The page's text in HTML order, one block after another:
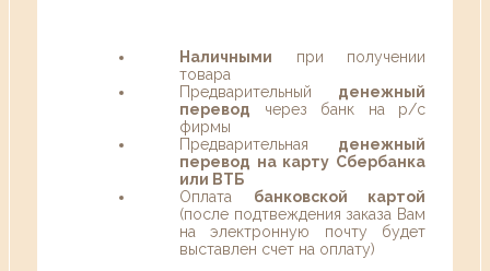
Наличными при получении
товара
Предварительный денежный
перевод через банк на р/с
фирмы
Предварительная денежный
перевод на карту Сбербанка
или ВТБ
Оплата банковской картой
(после подтвеждения заказа Вам
на электронную почту будет
выставлен счет на оплату)